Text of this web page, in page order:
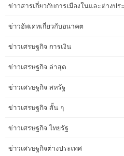
A Local Approach to Clinic Website
breathing in the salty air down in
seen firsthand what makes
Common Clinic Website
Common Clinic Website SEO
surrounded by rolling hills and the
of the fabric of life. I often chat with
ข่าวสารเกี่ยวกับการเมืองในและต่างปร
ข่าวอัพเดทเกี่ยวกับอนาคต
ข่าวเศรษฐกิจ การเงิน
ข่าวเศรษฐกิจ ล่าสุด
ข่าวเศรษฐกิจ สหรัฐ
ข่าวเศรษฐกิจ สั้น ๆ
ข่าวเศรษฐกิจ ไทยรัฐ
ข่าวเศรษฐกิจต่างประเทศ